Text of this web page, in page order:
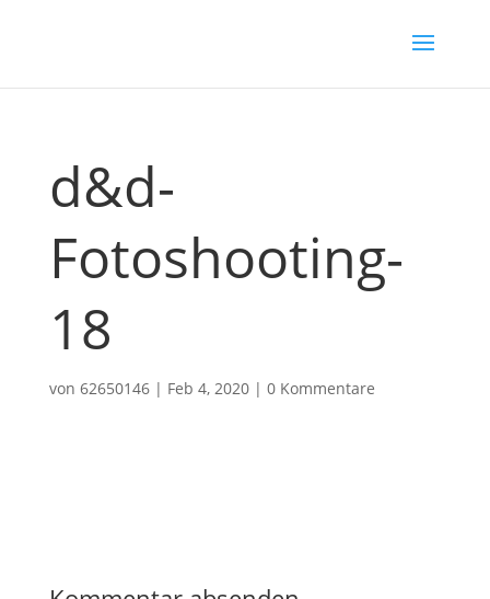
d&d-
Fotoshooting-
18
von 62650146| Feb 4, 2020| 0 Kommentare